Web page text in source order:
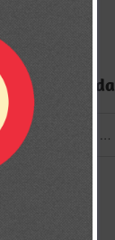
Búsqueda